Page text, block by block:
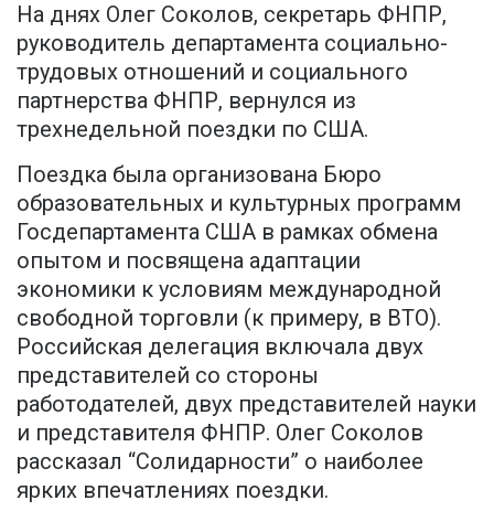
На днях Олег Соколов, секретарь ФНПР,
руководитель департамента социально-
трудовых отношений и социального
партнерства ФНПР, вернулся из
трехнедельной поездки по США.
Поездка была организована Бюро
образовательных и культурных программ
Госдепартамента США в рамках обмена
опытом и посвящена адаптации
экономики к условиям международной
свободной торговли (к примеру, в ВТО).
Российская делегация включала двух
представителей со стороны
работодателей, двух представителей науки
и представителя ФНПР. Олег Соколов
рассказал “Солидарности” о наиболее
ярких впечатлениях поездки.